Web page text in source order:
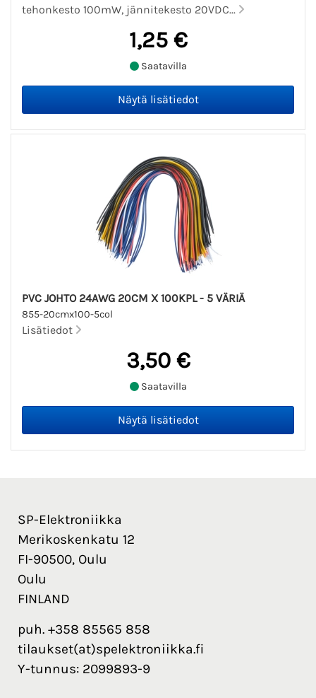
tehonkesto 100mW, jännitekesto 20VDC...
1,25 €
Saatavilla
PVC JOHTO 24AWG 20CM X 100KPL - 5 VÄRIÄ
855-20cmx100-5col
Lisätiedot
3,50 €
Saatavilla
SP-Elektroniikka
Merikoskenkatu 12
FI-90500, Oulu
Oulu
FINLAND
puh. +358 85565 858
tilaukset(at)spelektroniikka.fi
Y-tunnus: 2099893-9